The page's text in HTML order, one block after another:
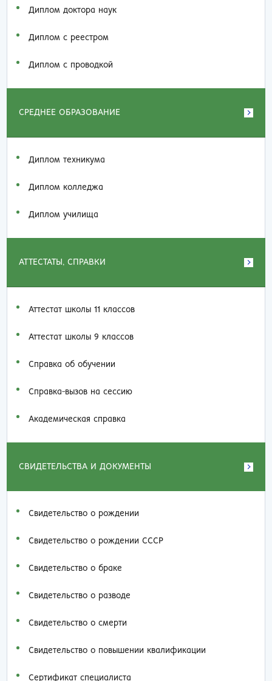
Диплом доктора наук
Диплом с реестром
Диплом с проводкой
СРЕДНЕЕ ОБРАЗОВАНИЕ
Диплом техникума
Диплом колледжа
Диплом училища
АТТЕСТАТЫ, СПРАВКИ
Аттестат школы 11 классов
Аттестат школы 9 классов
Справка об обучении
Справка-вызов на сессию
Академическая справка
СВИДЕТЕЛЬСТВА И ДОКУМЕНТЫ
Свидетельство о рождении
Свидетельство о рождении СССР
Свидетельство о браке
Свидетельство о разводе
Свидетельство о смерти
Свидетельство о повышении квалификации
Сертификат специалиста